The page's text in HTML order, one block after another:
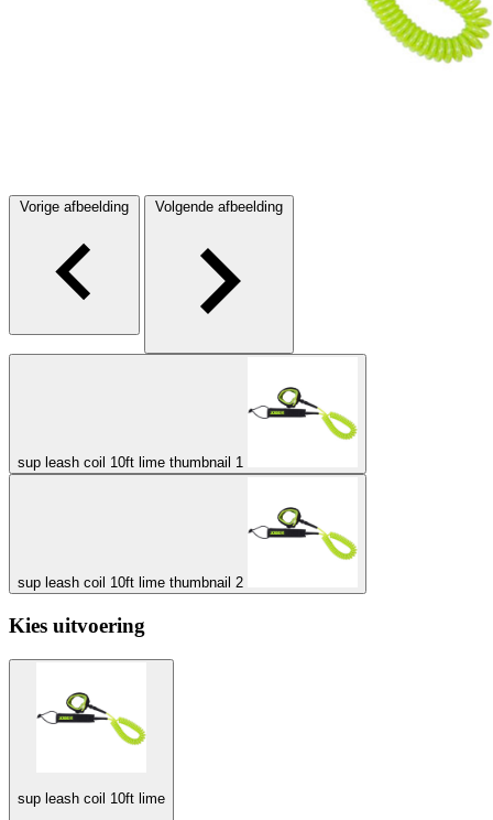
Vorige afbeelding Volgende afbeelding
sup leash coil 10ft lime thumbnail 1
sup leash coil 10ft lime thumbnail 2
Kies uitvoering
sup leash coil 10ft lime